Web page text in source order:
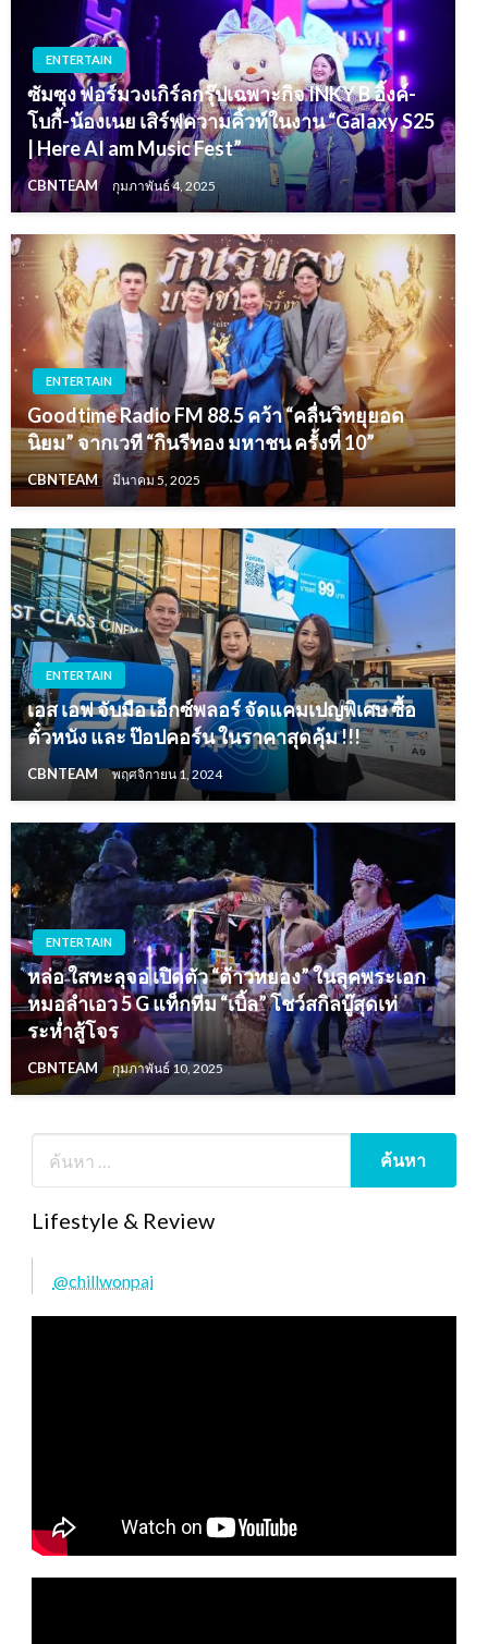
ENTERTAIN
ซัมซุง ฟอร์มวงเกิร์ลกรุ๊ปเฉพาะกิจ INKY B อิ้งค์-
โบกี้-น้องเนย เสิร์ฟความคิ้วท์ในงาน “Galaxy S25
| Here AI am Music Fest”
CBNTEAM กุมภาพันธ์ 4, 2025
ENTERTAIN
Goodtime Radio FM 88.5 คว้า “คลื่นวิทยุยอด
นิยม” จากเวที “กินรีทอง มหาชน ครั้งที่ 10”
CBNTEAM มีนาคม 5, 2025
ENTERTAIN
เอส เอฟ จับมือ เอ็กซ์พลอร์ จัดแคมเปญพิเศษ ซื้อ
ตั๋วหนัง และ ป๊อปคอร์น ในราคาสุดคุ้ม !!!
CBNTEAM พฤศจิกายน 1, 2024
ENTERTAIN
หล่อ ใสทะลุจอ เปิดตัว “ต้าวหยอง” ในลุคพระเอก
หมอลำเอว 5 G แท็กทีม “เบิ้ล” โชว์สกิลบู๊สุดเท่
ระห่ำสู้โจร
CBNTEAM กุมภาพันธ์ 10, 2025
Lifestyle & Review
@chillwonpai